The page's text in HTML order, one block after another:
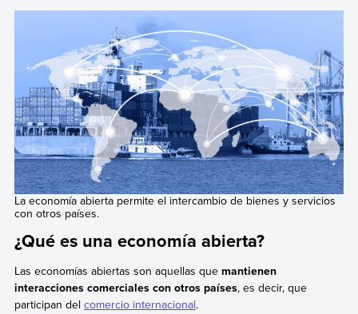
La economía abierta permite el intercambio de bienes y servicios
con otros países.
¿Qué es una economía abierta?
Las economías abiertas son aquellas que mantienen
interacciones comerciales con otros países, es decir, que
participan del comercio internacional.